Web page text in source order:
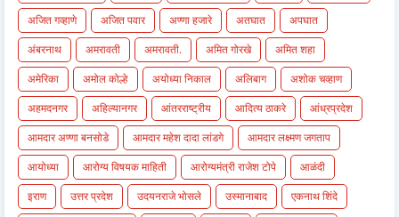
अजित गव्हाणे
अजित पवार अण्णा हजारे अतघात
अपघात
अंबरनाथ
अमरावती अमरावती. अमित गोरखे
अमित शहा
अमेरिका
अमोल कोल्हे अयोध्या निकाल अलिबाग
अशोक चव्हाण
अहमदनगर
अहिल्यानगर आंतरराष्ट्रीय आदित्य ठाकरे
आंध्रप्रदेश
आमदार अण्णा बनसोडे
आमदार महेश दादा लांडगे
आमदार लक्ष्मण जगताप
आयोध्या
आरोग्य विषयक माहिती आरोग्यमंत्री राजेश टोपे
आळंदी
इराण
उत्तर प्रदेश उदयनराजे भोसले उस्मानाबाद
एकनाथ शिंदे